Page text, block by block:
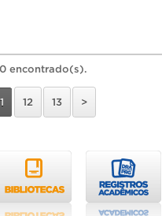
encontrado(s).
12 13 >